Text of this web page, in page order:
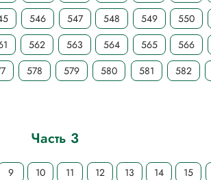
546 547 548 549 550
562 563 564 565 566
578 579 580 581 582
Часть 3
9 10 11 12 13 14 15